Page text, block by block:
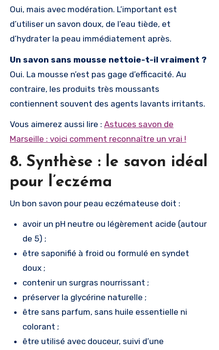
Oui, mais avec modération. L’important est
d’utiliser un savon doux, de l’eau tiède, et
d’hydrater la peau immédiatement après.
Un savon sans mousse nettoie-t-il vraiment ?
Oui. La mousse n’est pas gage d’efficacité. Au
contraire, les produits très moussants
contiennent souvent des agents lavants irritants.
Vous aimerez aussi lire : Astuces savon de
Marseille : voici comment reconnaître un vrai !
8. Synthèse : le savon idéal
pour l’eczéma
Un bon savon pour peau eczémateuse doit :
avoir un pH neutre ou légèrement acide (autour
de 5) ;
être saponifié à froid ou formulé en syndet
doux ;
contenir un surgras nourrissant ;
préserver la glycérine naturelle ;
être sans parfum, sans huile essentielle ni
colorant ;
être utilisé avec douceur, suivi d’une